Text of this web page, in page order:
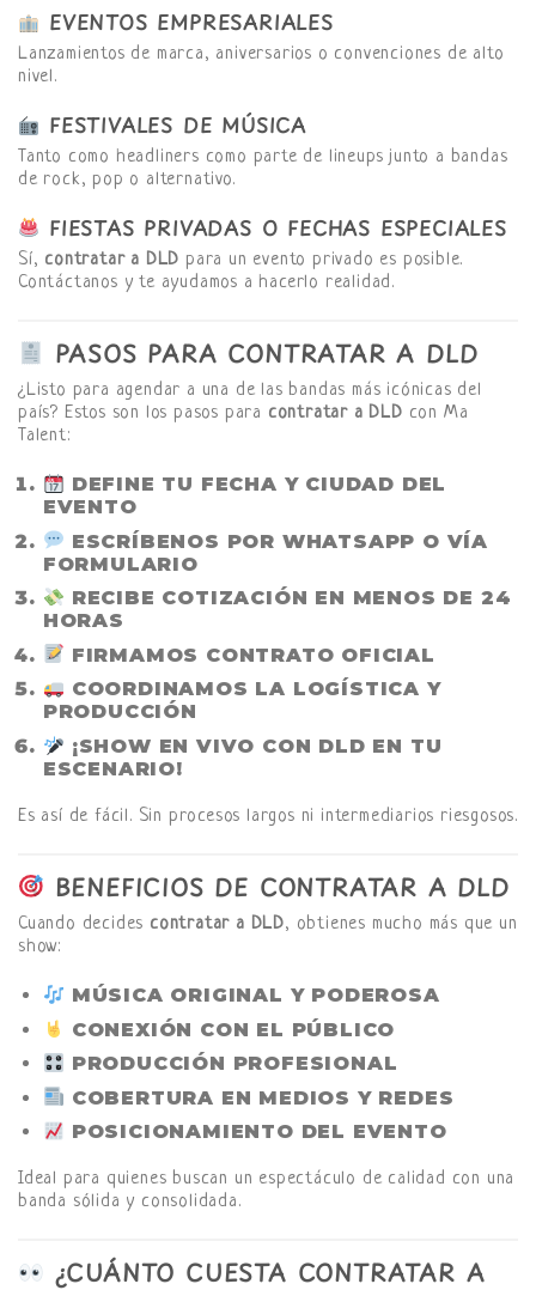
EVENTOS EMPRESARIALES
Lanzamientos de marca, aniversarios o convenciones de alto
nivel.
FESTIVALES DE MÚSICA
Tanto como headliners como parte de lineups junto a bandas
de rock, pop o alternativo.
FIESTAS PRIVADAS O FECHAS ESPECIALES
Sí, contratar a DLD para un evento privado es posible.
Contáctanos y te ayudamos a hacerlo realidad.
PASOS PARA CONTRATAR A DLD
¿Listo para agendar a una de las bandas más icónicas del
país? Estos son los pasos para contratar a DLD con Ma
Talent:
DEFINE TU FECHA Y CIUDAD DEL
EVENTO
ESCRÍBENOS POR WHATSAPP O VÍA
FORMULARIO
RECIBE COTIZACIÓN EN MENOS DE 24
HORAS
FIRMAMOS CONTRATO OFICIAL
COORDINAMOS LA LOGÍSTICA Y
PRODUCCIÓN
¡SHOW EN VIVO CON DLD EN TU
ESCENARIO!
Es así de fácil. Sin procesos largos ni intermediarios riesgosos.
BENEFICIOS DE CONTRATAR A DLD
Cuando decides contratar a DLD, obtienes mucho más que un
show:
MÚSICA ORIGINAL Y PODEROSA
CONEXIÓN CON EL PÚBLICO
PRODUCCIÓN PROFESIONAL
COBERTURA EN MEDIOS Y REDES
POSICIONAMIENTO DEL EVENTO
Ideal para quienes buscan un espectáculo de calidad con una
banda sólida y consolidada.
¿CUÁNTO CUESTA CONTRATAR A